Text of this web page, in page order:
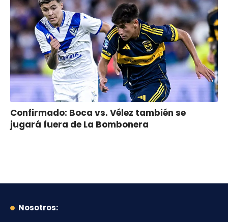
Confirmado: Boca vs. Vélez también se
jugará fuera de La Bombonera
Nosotros: